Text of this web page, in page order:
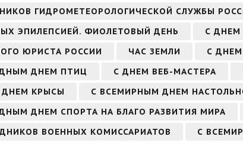
ГИДРОМЕТЕОРОЛОГИЧЕСКОЙ СЛУЖБЫ
ЭПИЛЕПСИЕЙ. ФИОЛЕТОВЫЙ ДЕНЬ
С ДНЕМ
ЮРИСТА РОССИИ
ЧАС ЗЕМЛИ
С
ДНЕМ ПТИЦ
С ДНЕМ ВЕБ-МАСТЕРА
КРЫСЫ
С ВСЕМИРНЫМ ДНЕМ
ДНЕМ СПОРТА НА БЛАГО РАЗВИТИЯ МИРА
ВОЕННЫХ КОМИССАРИАТОВ
С